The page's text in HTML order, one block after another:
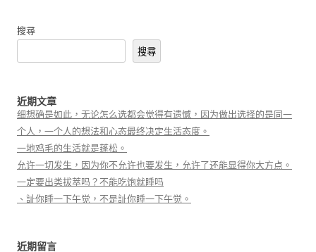
搜尋
搜尋
近期文章
细想确是如此，无论怎么选都会觉得有遗憾，因为做出选择的是同一
个人，一个人的想法和心态最终决定生活态度。
一地鸡毛的生活就是蓬松。
允许一切发生，因为你不允许也要发生，允许了还能显得你大方点。
一定要出类拔萃吗？不能吃饱就睡吗
、訨你睡一下午觉，不是訨你睡一下午觉。
近期留言